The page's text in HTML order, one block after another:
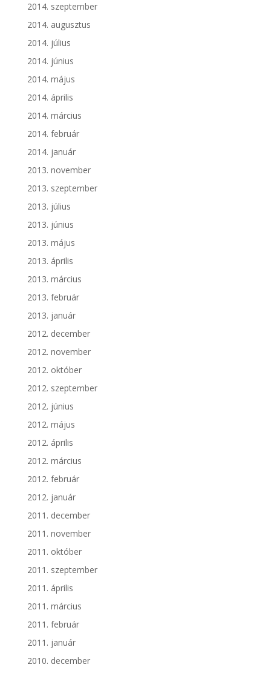
2014. szeptember
2014. augusztus
2014. július
2014. június
2014. május
2014. április
2014. március
2014. február
2014. január
2013. november
2013. szeptember
2013. július
2013. június
2013. május
2013. április
2013. március
2013. február
2013. január
2012. december
2012. november
2012. október
2012. szeptember
2012. június
2012. május
2012. április
2012. március
2012. február
2012. január
2011. december
2011. november
2011. október
2011. szeptember
2011. április
2011. március
2011. február
2011. január
2010. december